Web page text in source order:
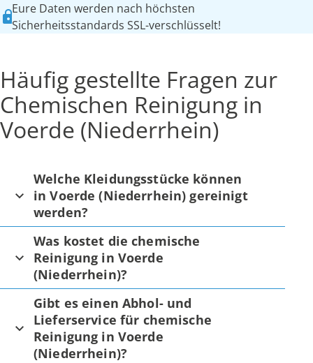
Eure Daten werden nach höchsten
Sicherheitsstandards SSL-verschlüsselt!
Häufig gestellte Fragen zur
Chemischen Reinigung in
Voerde (Niederrhein)
Welche Kleidungsstücke können
in Voerde (Niederrhein) gereinigt
werden?
Was kostet die chemische
Reinigung in Voerde
(Niederrhein)?
Gibt es einen Abhol- und
Lieferservice für chemische
Reinigung in Voerde
(Niederrhein)?